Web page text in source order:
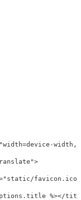
width,
%></